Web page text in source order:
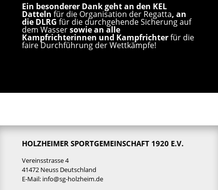
Ein besonderer Dank geht an den KEL
Datteln für die Organisation der Regatta, an
die DLRG für die durchgehende Sicherung auf
dem Wassersowie an alle
Kampfrichterinnen und Kampfrichterfür die
faire Durchführung der Wettkämpfe!
HOLZHEIMER SPORTGEMEINSCHAFT 1920 E.V.
Vereinsstrasse 4
41472 Neuss Deutschland
E-Mail: info@sg-holzheim.de